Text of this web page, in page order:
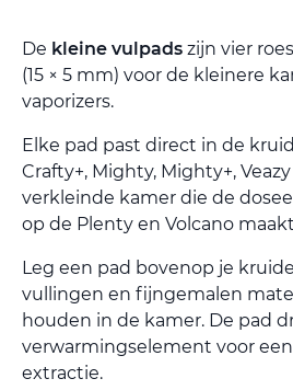
De kleine vulpads zijn vier
(15 × 5 mm) voor de kleinere
vaporizers.
Elke pad past direct in de
Crafty+, Mighty, Mighty+,
verkleinde kamer die de
op de Plenty en Volcano
Leg een pad bovenop je
vullingen en fijngemalen
houden in de kamer. De pad
verwarmingselement voor
extractie.